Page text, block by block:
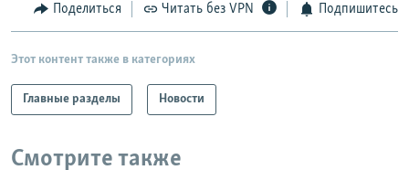
Поделиться Читать без VPN Подпишитесь
Этот контент также в категориях
Главные разделы Новости
Смотрите также